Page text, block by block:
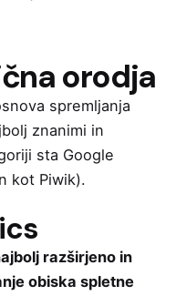
orodja
spremljanja
znanimi in
sta Google
kot Piwik).
razširjeno in
obiska spletne